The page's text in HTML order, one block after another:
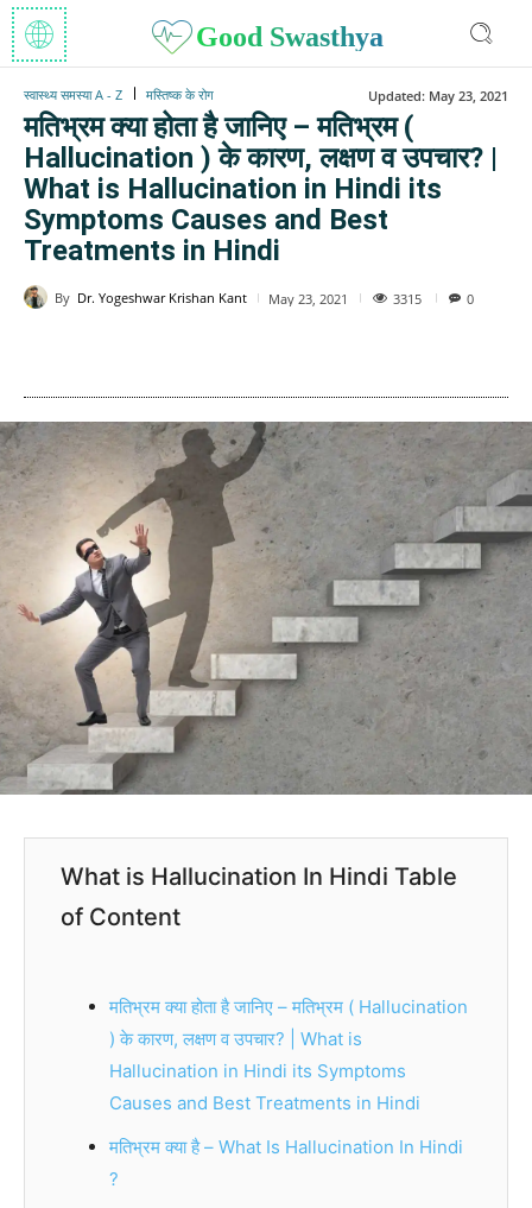
Good Swasthya
स्वास्थ्य समस्या A - Z मस्तिष्क के रोग Updated: May 23, 2021
मतिभ्रम क्या होता है जानिए – मतिभ्रम (
Hallucination ) के कारण, लक्षण व उपचार? |
What is Hallucination in Hindi its
Symptoms Causes and Best
Treatments in Hindi
By Dr. Yogeshwar Krishan Kant May 23, 2021 3315 0
What is Hallucination In Hindi Table
of Content
मतिभ्रम क्या होता है जानिए – मतिभ्रम ( Hallucination
) के कारण, लक्षण व उपचार? | What is
Hallucination in Hindi its Symptoms
Causes and Best Treatments in Hindi
मतिभ्रम क्या है – What Is Hallucination In Hindi
?